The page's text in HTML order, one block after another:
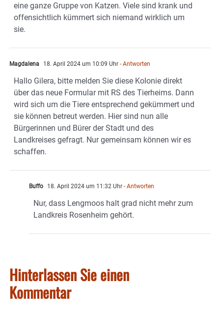
eine ganze Gruppe von Katzen. Viele sind krank und
offensichtlich kümmert sich niemand wirklich um
sie.
Magdalena 18. April 2024 um 10:09 Uhr - Antworten
Hallo Gilera, bitte melden Sie diese Kolonie direkt
über das neue Formular mit RS des Tierheims. Dann
wird sich um die Tiere entsprechend gekümmert und
sie können betreut werden. Hier sind nun alle
Bürgerinnen und Bürer der Stadt und des
Landkreises gefragt. Nur gemeinsam können wir es
schaffen.
Buffo 18. April 2024 um 11:32 Uhr - Antworten
Nur, dass Lengmoos halt grad nicht mehr zum
Landkreis Rosenheim gehört.
Hinterlassen Sie einen
Kommentar